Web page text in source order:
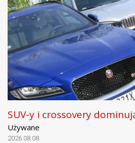
SUV-y i crossovery
Używane
2026.08.08